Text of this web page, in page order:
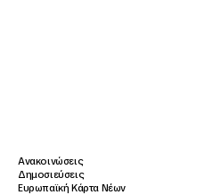
Ανακοινώσεις
Δημοσιεύσεις
Ευρωπαϊκή Κάρτα Νέων